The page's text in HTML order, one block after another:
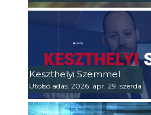
Keszthelyi Szemmel
Utolsó adás: 2026. ápr. 29. szerda